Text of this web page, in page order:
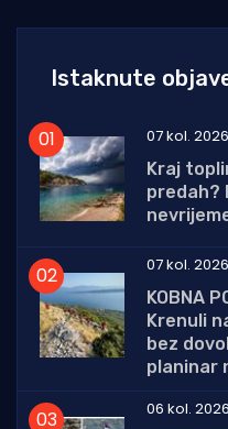
Istaknute
07 kol. 2026
Kraj
predah?
07 kol. 2026
KOBNA
Krenuli
bez
planinar
06 kol. 2026